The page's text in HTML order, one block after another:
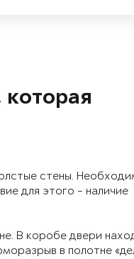
стены.
для этого - наличие
В коробе двери
в полотне